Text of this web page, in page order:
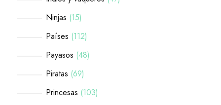
Ninjas 15
Países 112
Payasos 48
Piratas 69
Princesas 103